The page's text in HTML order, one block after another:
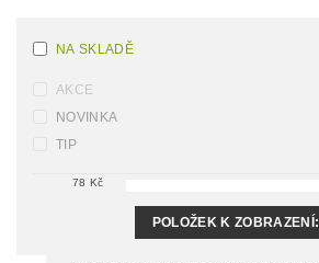
NA SKLADĚ
AKCE
NOVINKA
TIP
78 Kč
POLOŽEK K ZOBRAZENÍ: